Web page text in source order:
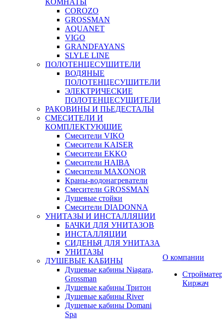
КОМНАТЫ
COROZO
GROSSMAN
AQUANET
VIGO
GRANDFAYANS
SLYLE LINE
ПОЛОТЕНЦЕСУШИТЕЛИ
ВОДЯНЫЕ
ПОЛОТЕНЦЕСУШИТЕЛИ
ЭЛЕКТРИЧЕСКИЕ
ПОЛОТЕНЦЕСУШИТЕЛИ
РАКОВИНЫ И ПЬЕДЕСТАЛЫ
СМЕСИТЕЛИ И
КОМПЛЕКТУЮЩИЕ
Смесители VIKO
Смесители KAISER
Смесители EKKO
Смесители HAIBA
Смесители MAXONOR
Краны-водонагреватели
Смесители GROSSMAN
Душевые стойки
Смесители DIADONNA
УНИТАЗЫ И ИНСТАЛЛЯЦИИ
БАЧКИ ДЛЯ УНИТАЗОВ
ИНСТАЛЛЯЦИИ
СИДЕНЬЯ ДЛЯ УНИТАЗА
УНИТАЗЫ
ДУШЕВЫЕ КАБИНЫ
Душевые кабины Niagara,
Grossman
Душевые кабины Тритон
Душевые кабины River
Душевые кабины Domani
Spa
О компании
Киржач